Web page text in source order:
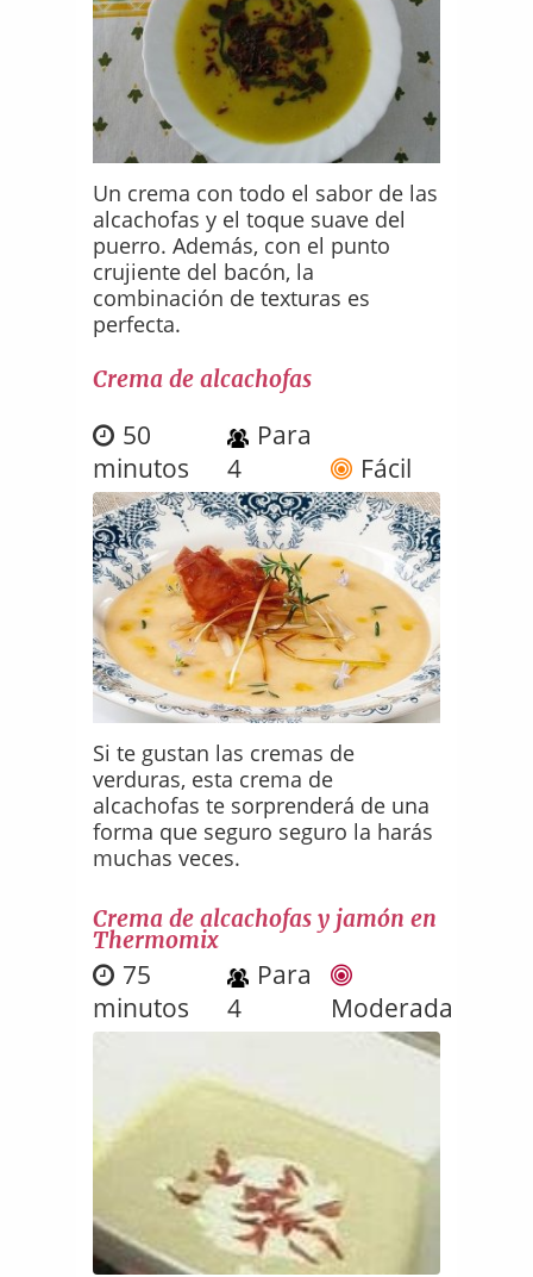
Un crema con todo el sabor de las
alcachofas y el toque suave del
puerro. Además, con el punto
crujiente del bacón, la
combinación de texturas es
perfecta.
Crema de alcachofas
50
minutos
Para
4
Fácil
Si te gustan las cremas de
verduras, esta crema de
alcachofas te sorprenderá de una
forma que seguro seguro la harás
muchas veces.
Crema de alcachofas y jamón en
Thermomix
75
minutos
Para
4
Moderada